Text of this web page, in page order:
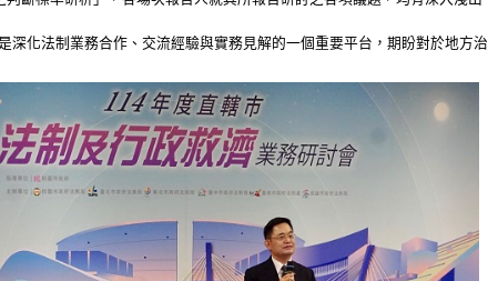
化法制業務合作、交流經驗與實務見解的一個重要平台，期盼對於地方治